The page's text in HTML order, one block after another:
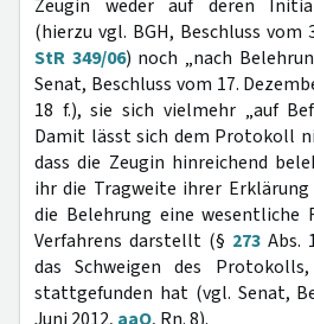
Zeugin weder auf deren
(hierzu vgl. BGH, Beschluss vom
StR 349/06) noch „nach
Senat, Beschluss vom 17.
18 f.), sie sich vielmehr „auf
Damit lässt sich dem Protokoll
dass die Zeugin hinreichend
ihr die Tragweite ihrer Erklärung
die Belehrung eine wesentliche
Verfahrens darstellt (§ 273 Abs.
das Schweigen des
stattgefunden hat (vgl. Senat,